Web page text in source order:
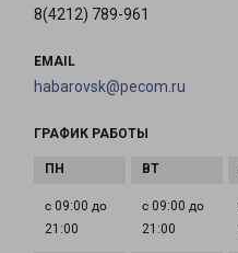
8(4212) 789-961
EMAIL
habarovsk@pecom.ru
ГРАФИК РАБОТЫ
с 09:00 до
21:00
с 09:00 до
21:00